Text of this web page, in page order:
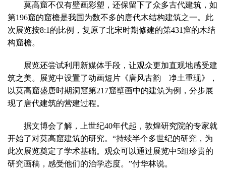
莫高窟不仅有壁画彩塑，还保留下了众多古代建筑，如
第196窟的窟檐是我国为数不多的唐代木结构建筑之一。此
次展览按8:1的比例，复原了北宋时期修建的第431窟的木结
构窟檐。
展览还尝试利用新媒体手段，让观众更加直观地感受建
筑之美。展览中设置了动画短片《唐风古韵 净土重现》，
以莫高窟盛唐时期洞窟第217窟壁画中的建筑为例，分步展
现了唐代建筑的营建过程。
据文博会了解，上世纪40年代起，敦煌研究院的专家就
开始了对莫高窟建筑的研究。“持续半个多世纪的研究，为
此次展览奠定了学术基础。观众可以通过展览中5组珍贵的
研究画稿，感受他们的治学态度。”付华林说。